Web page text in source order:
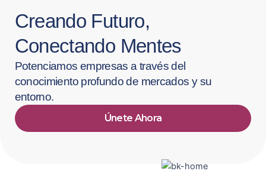
Creando Futuro,
Conectando Mentes
Potenciamos empresas a través del
conocimiento profundo de mercados y su
entorno.
Únete Ahora